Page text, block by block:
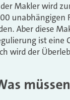
Makler wird
Aber diese
ist
wird der